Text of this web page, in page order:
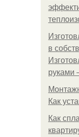
в
руками
Как
Как